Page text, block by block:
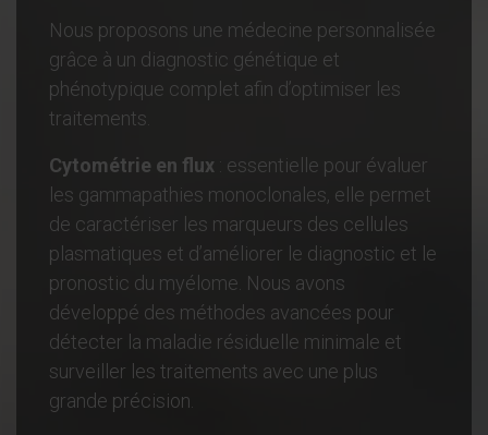
Nous proposons une médecine personnalisée
grâce à un diagnostic génétique et
phénotypique complet afin d’optimiser les
traitements.
Cytométrie en flux : essentielle pour évaluer
les gammapathies monoclonales, elle permet
de caractériser les marqueurs des cellules
plasmatiques et d’améliorer le diagnostic et le
pronostic du myélome. Nous avons
développé des méthodes avancées pour
détecter la maladie résiduelle minimale et
surveiller les traitements avec une plus
grande précision.